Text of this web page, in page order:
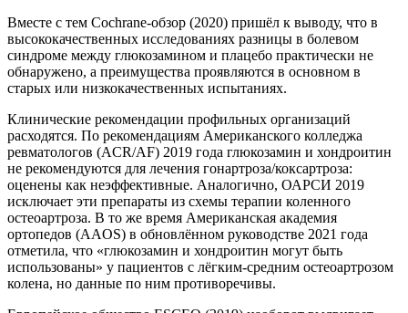
Вместе с тем Cochrane-обзор (2020) пришёл к выводу, что в
высококачественных исследованиях разницы в болевом
синдроме между глюкозамином и плацебо практически не
обнаружено, а преимущества проявляются в основном в
старых или низкокачественных испытаниях.
Клинические рекомендации профильных организаций
расходятся. По рекомендациям Американского колледжа
ревматологов (ACR/AF) 2019 года глюкозамин и хондроитин
не рекомендуются для лечения гонартроза/коксартроза:
оценены как неэффективные. Аналогично, ОАРСИ 2019
исключает эти препараты из схемы терапии коленного
остеоартроза. В то же время Американская академия
ортопедов (AAOS) в обновлённом руководстве 2021 года
отметила, что «глюкозамин и хондроитин могут быть
использованы» у пациентов с лёгким-средним остеоартрозом
колена, но данные по ним противоречивы.